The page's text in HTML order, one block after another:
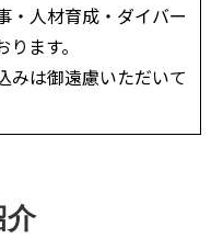
・人材育成・ダイバー
ます。
みは御遠慮いただいて
介